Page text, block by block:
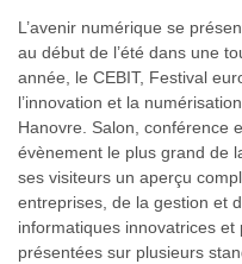
L’avenir numérique se
au début de l’été dans une
année, le CEBIT, Festival
l’innovation et la
Hanovre. Salon, conférence
évènement le plus grand de
ses visiteurs un aperçu
entreprises, de la gestion et
informatiques innovatrices
présentées sur plusieurs